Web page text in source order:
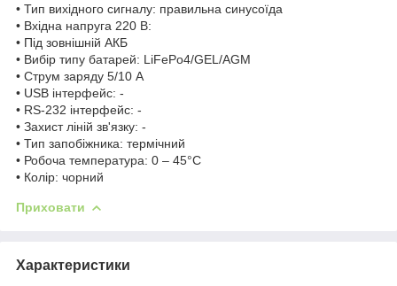
• Тип вихідного сигналу: правильна синусоїда
• Вхідна напруга 220 В:
• Під зовнішній АКБ
• Вибір типу батарей: LiFePo4/GEL/AGM
• Струм заряду 5/10 А
• USB інтерфейс: -
• RS-232 інтерфейс: -
• Захист ліній зв'язку: -
• Тип запобіжника: термічний
• Робоча температура: 0 – 45°С
• Колір: чорний
Приховати
Характеристики